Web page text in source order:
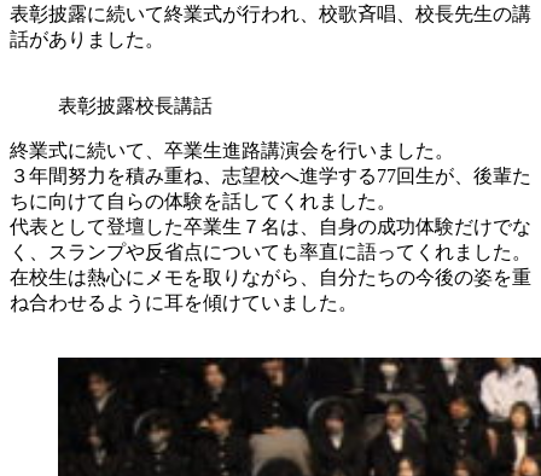
表彰披露に続いて終業式が行われ、校歌斉唱、校長先生の講
話がありました。
表彰披露校長講話
終業式に続いて、卒業生進路講演会を行いました。
３年間努力を積み重ね、志望校へ進学する77回生が、後輩た
ちに向けて自らの体験を話してくれました。
代表として登壇した卒業生７名は、自身の成功体験だけでな
く、スランプや反省点についても率直に語ってくれました。
在校生は熱心にメモを取りながら、自分たちの今後の姿を重
ね合わせるように耳を傾けていました。